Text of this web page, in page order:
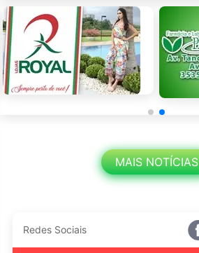
MAIS NOTÍCIAS
Redes Sociais